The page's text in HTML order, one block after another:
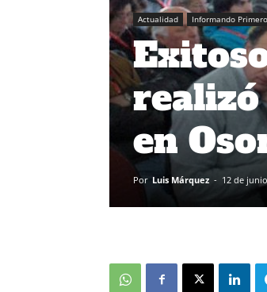
Actualidad Informando Primero
realizó
en
Por Luis Márquez - 12 de